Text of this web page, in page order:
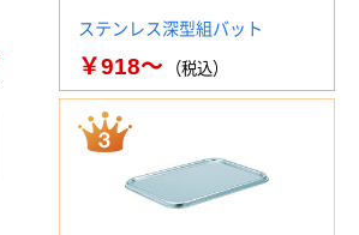
ステンレス深型組バット
￥918～ （税込）